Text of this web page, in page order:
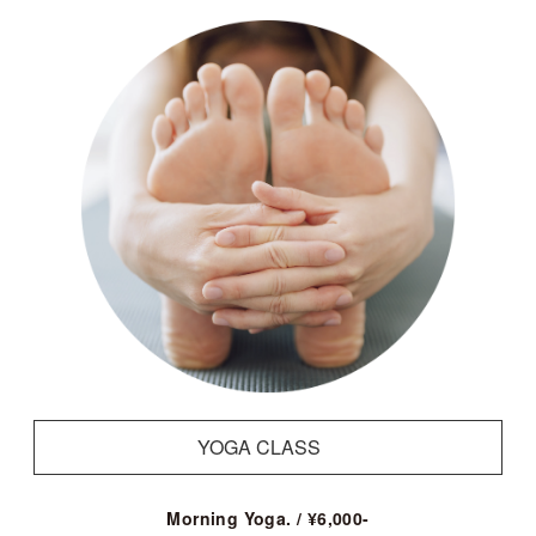
YOGA CLASS
Morning Yoga. / ¥6,000-